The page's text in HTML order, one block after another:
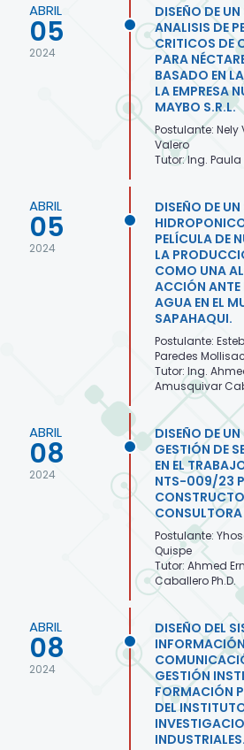
ABRIL
05
2024
DISEÑO DE
ANALISIS DE
CRITICOS DE
PARA
BASADO EN
LA EMPRESA
MAYBO S.R.L.
Postulante:
Valero
Tutor: Ing.
ABRIL
05
2024
DISEÑO DE
PELÍCULA DE
LA
COMO UNA
ACCIÓN ANTE
AGUA EN EL
SAPAHAQUI.
Postulante:
Paredes
Tutor: Ing.
Amusquivar
ABRIL
08
2024
DISEÑO DE
GESTIÓN DE
EN EL
NTS-009/23
Postulante:
Quispe
Tutor: Ahmed
Caballero Ph.D.
ABRIL
08
2024
DISEÑO DEL
GESTIÓN
FORMACIÓN
DEL
INDUSTRIALES.